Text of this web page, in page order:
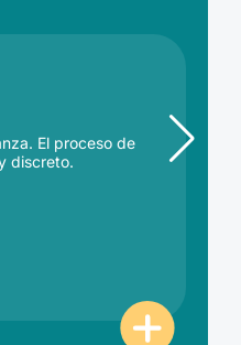
El proceso de
discreto.